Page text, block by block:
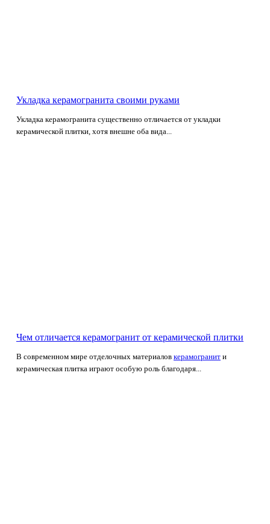
Укладка керамогранита своими руками
Укладка керамогранита существенно отличается от укладки
керамической плитки, хотя внешне оба вида...
Чем отличается керамогранит от керамической плитки
В современном мире отделочных материалов керамогранит и
керамическая плитка играют особую роль благодаря...